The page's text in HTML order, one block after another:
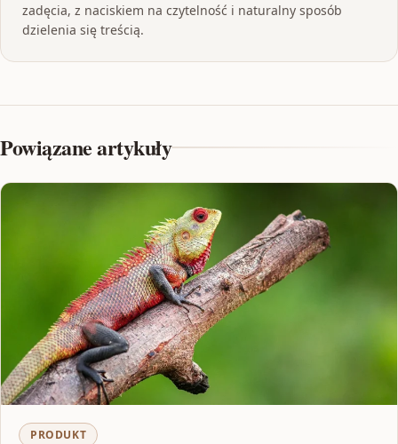
zadęcia, z naciskiem na czytelność i naturalny sposób
dzielenia się treścią.
Powiązane artykuły
PRODUKT